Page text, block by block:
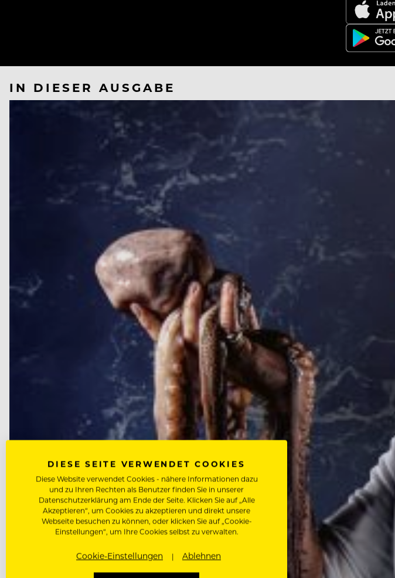
IN DIESER AUSGABE
DIESE SEITE VERWENDET COOKIES
Diese Website verwendet Cookies - nähere Informationen dazu
und zu Ihren Rechten als Benutzer finden Sie in unserer
Datenschutzerklärung am Ende der Seite. Klicken Sie auf „Alle
Akzeptieren“, um Cookies zu akzeptieren und direkt unsere
Webseite besuchen zu können, oder klicken Sie auf „Cookie-
Einstellungen“, um Ihre Cookies selbst zu verwalten.
Cookie-Einstellungen Ablehnen